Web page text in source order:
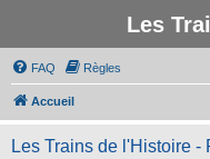
Les
FAQ Règles
Accueil
Les Trains de l'Histoire